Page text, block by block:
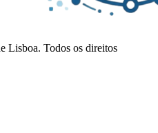
Lisboa. Todos os direitos